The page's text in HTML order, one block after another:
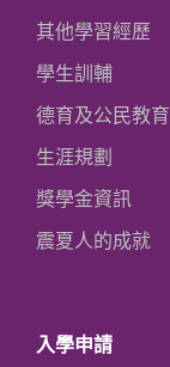
其他學習經歷
學生訓輔
德育及公民教育
生涯規劃
獎學金資訊
震夏人的成就
入學申請